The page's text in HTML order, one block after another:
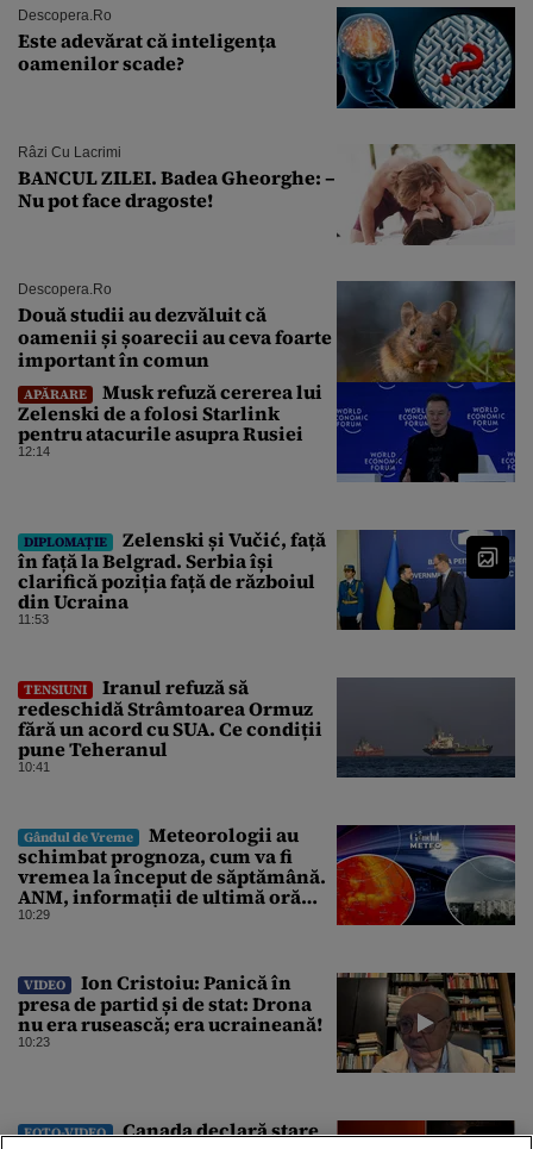
Descopera.ro
Este adevărat că inteligența
oamenilor scade?
Râzi Cu Lacrimi
BANCUL ZILEI. Badea Gheorghe: –
Nu pot face dragoste!
Descopera.ro
Două studii au dezvăluit că
oamenii și șoarecii au ceva foarte
important în comun
APĂRARE
Musk refuză cererea lui
Zelenski de a folosi Starlink
pentru atacurile asupra Rusiei
12:14
DIPLOMAȚIE
Zelenski și Vučić, față
în față la Belgrad. Serbia își
clarifică poziția față de războiul
din Ucraina
11:53
TENSIUNI
Iranul refuză să
redeschidă Strâmtoarea Ormuz
fără un acord cu SUA. Ce condiții
pune Teheranul
10:41
Gândul de Vreme
Meteorologii au
schimbat prognoza, cum va fi
vremea la început de săptămână.
ANM, informații de ultimă oră
pentru Gândul
10:29
VIDEO
Ion Cristoiu: Panică în
presa de partid și de stat: Drona
nu era rusească; era ucraineană!
10:23
FOTO-VIDEO
Canada declară stare